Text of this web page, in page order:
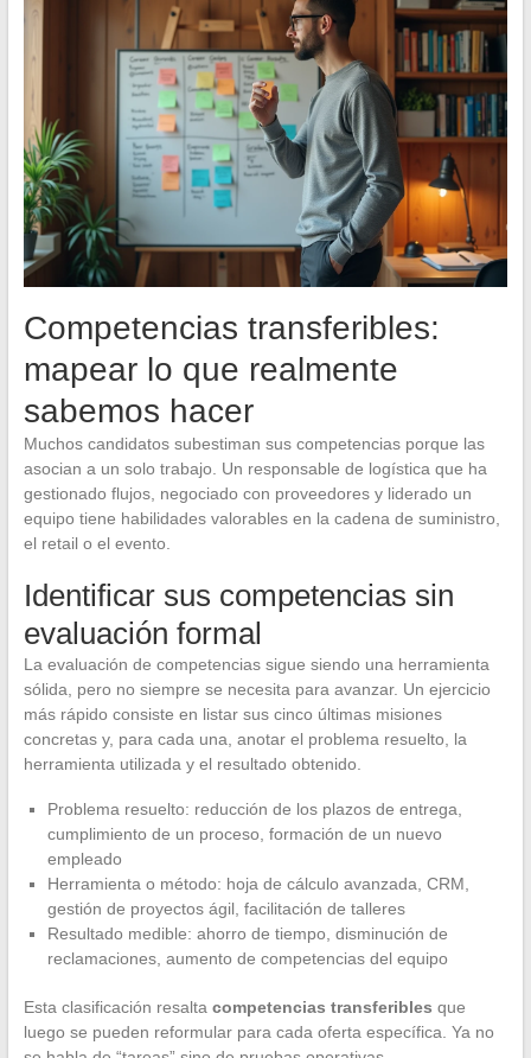
Competencias transferibles:
mapear lo que realmente
sabemos hacer
Muchos candidatos subestiman sus competencias porque las
asocian a un solo trabajo. Un responsable de logística que ha
gestionado flujos, negociado con proveedores y liderado un
equipo tiene habilidades valorables en la cadena de suministro,
el retail o el evento.
Identificar sus competencias sin
evaluación formal
La evaluación de competencias sigue siendo una herramienta
sólida, pero no siempre se necesita para avanzar. Un ejercicio
más rápido consiste en listar sus cinco últimas misiones
concretas y, para cada una, anotar el problema resuelto, la
herramienta utilizada y el resultado obtenido.
Problema resuelto: reducción de los plazos de entrega,
cumplimiento de un proceso, formación de un nuevo
empleado
Herramienta o método: hoja de cálculo avanzada, CRM,
gestión de proyectos ágil, facilitación de talleres
Resultado medible: ahorro de tiempo, disminución de
reclamaciones, aumento de competencias del equipo
Esta clasificación resalta competencias transferibles que
luego se pueden reformular para cada oferta específica. Ya no